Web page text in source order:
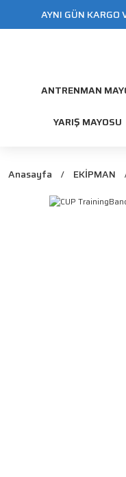
AYNI GÜN
ANTRENMAN
YARIŞ MAYOSU
Anasayfa EKİPMAN